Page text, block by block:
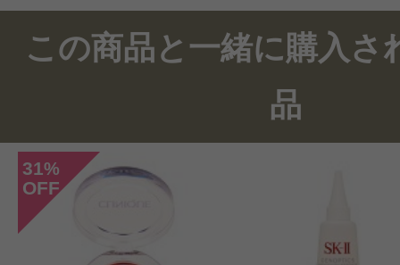
この商品のクチコミ
24件のレビュー
／50代
この商品と一緒に購入さ
品
31%
OFF